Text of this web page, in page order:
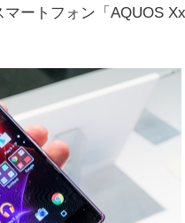
ートフォン「AQUOS